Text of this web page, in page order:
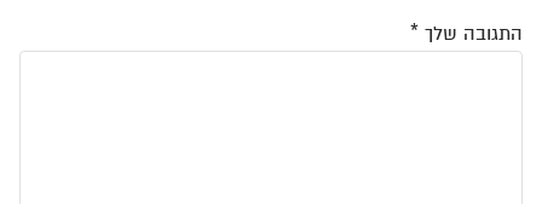
התגובה שלך *